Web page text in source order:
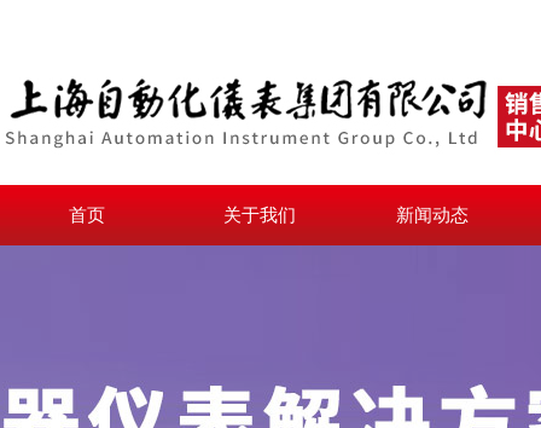
首页 关于我们 新闻动态